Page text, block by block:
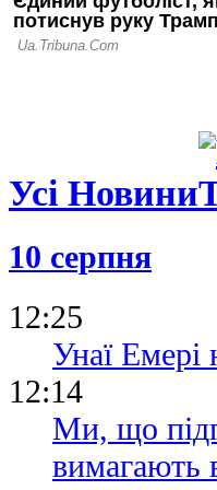
Усі Новини
10 серпня
12:25
Унаї Емері
12:14
Ми, що
вимагають